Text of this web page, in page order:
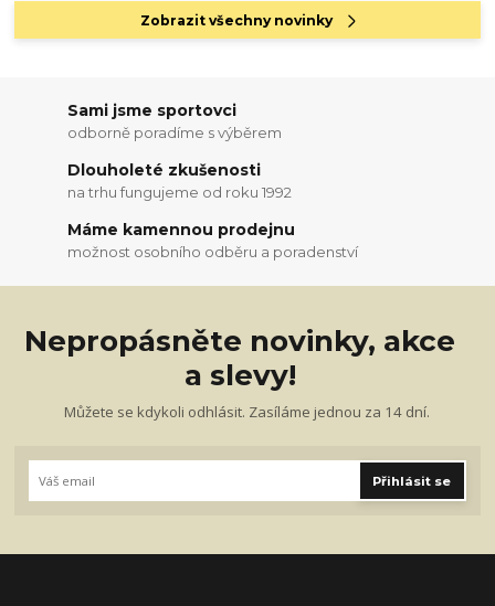
Zobrazit všechny novinky
Sami jsme sportovci
odborně poradíme s výběrem
Dlouholeté zkušenosti
na trhu fungujeme od roku 1992
Máme kamennou prodejnu
možnost osobního odběru a poradenství
Nepropásněte novinky, akce
a slevy!
Můžete se kdykoli odhlásit. Zasíláme jednou za 14 dní.
Přihlásit se